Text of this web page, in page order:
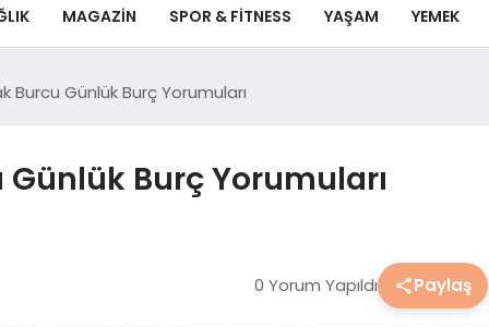
MAGAZIN SPOR & FITNESS YAŞAM YEMEK
Burcu Günlük Burç Yorumuları
Burç Yorumuları
0 Yorum Yapıldı Paylaş